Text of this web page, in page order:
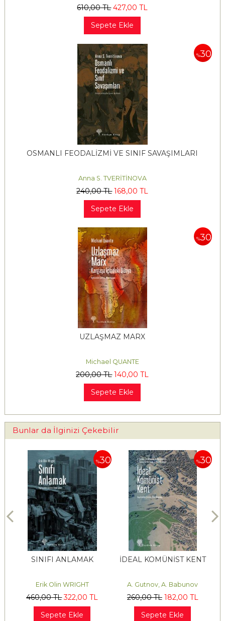
610,00TL 427,00 TL
Sepete Ekle
%30
OSMANLI FEODALİZMİ VE SINIF SAVAŞIMLARI
Anna S. TVERİTİNOVA
240,00TL 168,00 TL
Sepete Ekle
%30
UZLAŞMAZ MARX
Michael QUANTE
200,00TL 140,00 TL
Sepete Ekle
Bunlar da İlginizi Çekebilir
%30
SINIFI ANLAMAK
Erik Olin WRIGHT
460,00TL 322,00 TL
Sepete Ekle
%30
İDEAL KOMÜNİST KENT
A. Gutnov, A. Babunov
260,00TL 182,00 TL
Sepete Ekle